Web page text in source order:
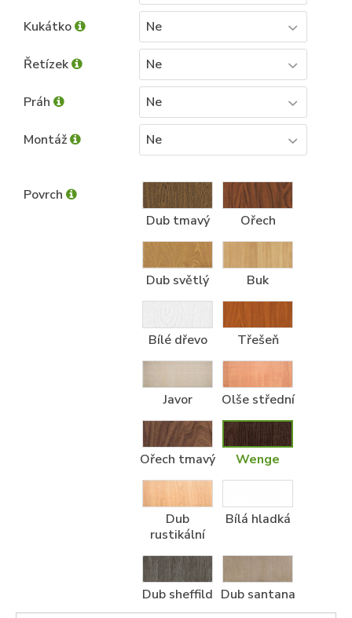
Kukátko Ne
Řetízek Ne
Práh Ne
Montáž Ne
Povrch
Dub tmavý
Ořech
Dub světlý Buk
Bílé dřevo Třešeň
Javor Olše střední
Ořech tmavý Wenge
Dub
rustikální
Bílá hladká
Dub sheffild Dub santana